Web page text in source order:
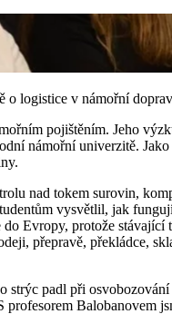
o logistice v námořní
pojištěním. Jeho
námořní univerzitě.
nad tokem surovin,
vysvětlil, jak
Evropy, protože
přepravě, překládce,
padl při
Balobanovem